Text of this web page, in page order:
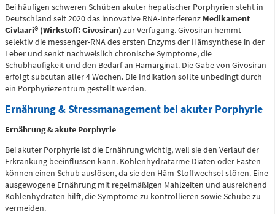
Für alle dringenden und lebensbedrohlichen medizinischen
Notfälle (Flemmingstraße 2)
Telefon
0371 - 333 35500
Notfall-Cardio-Hotline
(0 bis 24 Uhr)
Für kardiologische Notfälle (zum Beispiel Herzinfarkt)
Bei häufigen schweren Schüben akuter hepatischer Porphyrien steht in
Deutschland seit 2020 das innovative RNA-Interferenz Medikament
Givlaari® (Wirkstoff: Givosiran) zur Verfügung. Givosiran hemmt
selektiv die messenger-RNA des ersten Enzyms der Hämsynthese in der
Leber und senkt nachweislich chronische Symptome, die
Schubhäufigkeit und den Bedarf an Hämarginat. Die Gabe von Givosiran
erfolgt subcutan aller 4 Wochen. Die Indikation sollte unbedingt durch
ein Porphyriezentrum gestellt werden.
Ernährung & Stressmanagement bei akuter Porphyrie
Ernährung & akute Porphyrie
Bei akuter Porphyrie ist die Ernährung wichtig, weil sie den Verlauf der
Erkrankung beeinflussen kann. Kohlenhydratarme Diäten oder Fasten
können einen Schub auslösen, da sie den Häm-Stoffwechsel stören. Eine
ausgewogene Ernährung mit regelmäßigen Mahlzeiten und ausreichend
Kohlenhydraten hilft, die Symptome zu kontrollieren sowie Schübe zu
vermeiden.